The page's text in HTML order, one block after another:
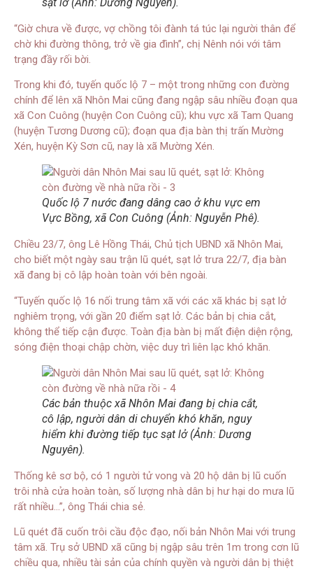
“Giờ chưa về được, vợ chồng tôi đành tá túc lại người thân để
chờ khi đường thông, trở về gia đình”, chị Nênh nói với tâm
trạng đầy rối bời.
Trong khi đó, tuyến quốc lộ 7 – một trong những con đường
chính để lên xã Nhôn Mai cũng đang ngập sâu nhiều đoạn qua
xã Con Cuông (huyện Con Cuông cũ); khu vực xã Tam Quang
(huyện Tương Dương cũ); đoạn qua địa bàn thị trấn Mường
Xén, huyện Kỳ Sơn cũ, nay là xã Mường Xén.
Quốc lộ 7 nước đang dâng cao ở khu vực em
Vực Bồng, xã Con Cuông (Ảnh: Nguyễn Phê).
Chiều 23/7, ông Lê Hồng Thái, Chủ tịch UBND xã Nhôn Mai,
cho biết một ngày sau trận lũ quét, sạt lở trưa 22/7, địa bàn
xã đang bị cô lập hoàn toàn với bên ngoài.
“Tuyến quốc lộ 16 nối trung tâm xã với các xã khác bị sạt lở
nghiêm trọng, với gần 20 điểm sạt lở. Các bản bị chia cắt,
không thể tiếp cận được. Toàn địa bàn bị mất điện diện rộng,
sóng điện thoại chập chờn, việc duy trì liên lạc khó khăn.
Các bản thuộc xã Nhôn Mai đang bị chia cắt,
cô lập, người dân di chuyển khó khăn, nguy
hiểm khi đường tiếp tục sạt lở (Ảnh: Dương
Nguyên).
Thống kê sơ bộ, có 1 người tử vong và 20 hộ dân bị lũ cuốn
trôi nhà cửa hoàn toàn, số lượng nhà dân bị hư hại do mưa lũ
rất nhiều…”, ông Thái chia sẻ.
Lũ quét đã cuốn trôi cầu độc đạo, nối bản Nhôn Mai với trung
tâm xã. Trụ sở UBND xã cũng bị ngập sâu trên 1m trong cơn lũ
chiều qua, nhiều tài sản của chính quyền và người dân bị thiệt